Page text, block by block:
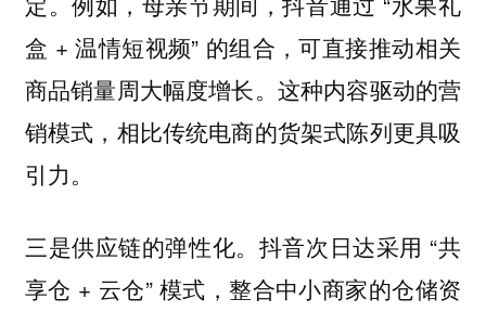
盒 + 温情短视频” 的组合，可直接推动相关
商品销量周大幅度增长。这种内容驱动的营
销模式，相比传统电商的货架式陈列更具吸
引力。
三是供应链的弹性化。抖音次日达采用 “共
享仓 + 云仓” 模式，整合中小商家的仓储资